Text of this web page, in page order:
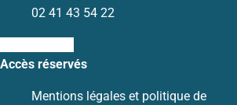
02 41 43 54 22
Accès réservés
Mentions légales et politique de